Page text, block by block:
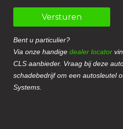
Versturen
Bent u particulier?
Via onze handigedealer locator
CLS aanbieder. Vraag bij deze
schadebedrijf om een autosleutel
Systems.